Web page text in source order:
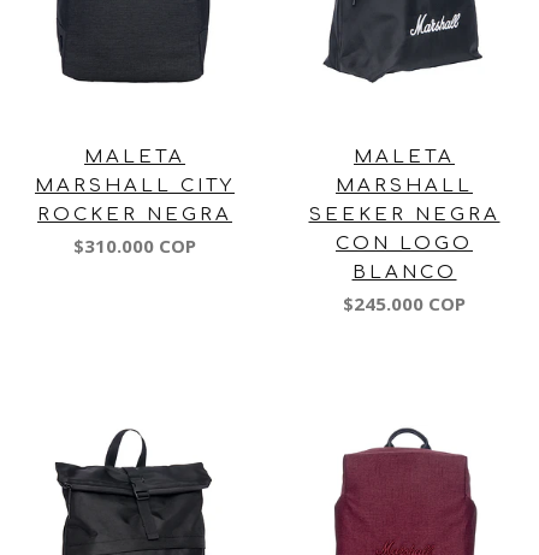
MALETA
MARSHALL CITY
ROCKER NEGRA
$310.000 COP
MALETA
MARSHALL
SEEKER NEGRA
CON LOGO
BLANCO
$245.000 COP